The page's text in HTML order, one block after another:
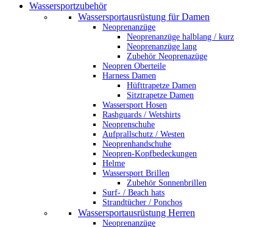
Wassersportzubehör
Wassersportausrüstung für Damen
Neoprenanzüge
Neoprenanzüge halblang / kurz
Neoprenanzüge lang
Zubehör Neoprenazüge
Neopren Oberteile
Harness Damen
Hüfttrapetze Damen
Sitztrapetze Damen
Wassersport Hosen
Rashguards / Wetshirts
Neoprenschuhe
Aufprallschutz / Westen
Neoprenhandschuhe
Neopren-Kopfbedeckungen
Helme
Wassersport Brillen
Zubehör Sonnenbrillen
Surf- / Beach hats
Strandtücher / Ponchos
Wassersportausrüstung Herren
Neoprenanzüge